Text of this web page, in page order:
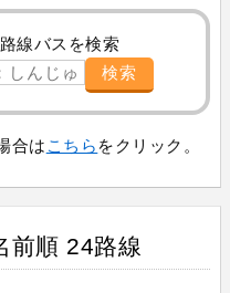
路線バスを検索
検索
合は こちら をクリック。
前順 24路線